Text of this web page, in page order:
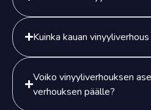
Kuinka kauan
Voiko vinyyliverhouksen
verhouksen päälle?